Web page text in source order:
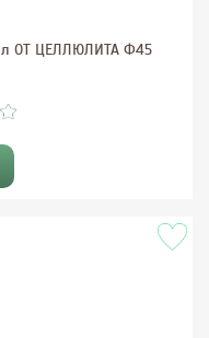
ОТ ЦЕЛЛЮЛИТА Ф45